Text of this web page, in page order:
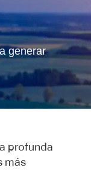
profunda
más
generar